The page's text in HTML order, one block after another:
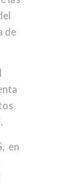
de
.
en